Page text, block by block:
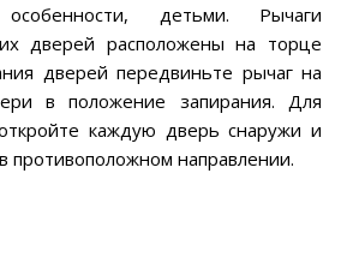
детьми. Рычаги
дверей расположены на торце
дверей передвиньте рычаг на
в положение запирания. Для
каждую дверь снаружи и
противоположном направлении.